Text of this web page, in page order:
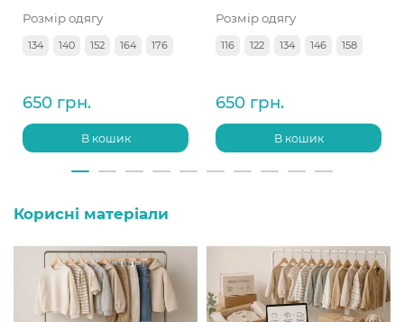
Розмір одягу
134 140 152 164 176
650 грн.
В кошик
Розмір одягу
116 122 134 146 158
650 грн.
В кошик
Корисні матеріали